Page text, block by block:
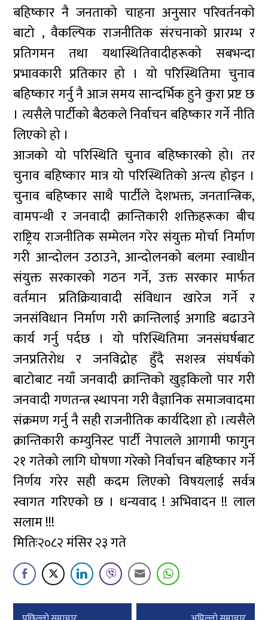
बहिष्कार नै जनताको चाहना अनुसार परिवर्तनको
बाटो , वैकल्पिक राजनीतिक संरचनाको प्रारम्भ र
प्रतिगमन तथा यथास्थितिवादीहरूको सबभन्दा
प्रभावकारी प्रतिकार हो । यो परिस्थितिमा चुनाव
बहिष्कार गर्नु नै आज समय सान्दर्भिक हुने कुरा प्रष्ट छ
। त्यसैले पार्टीको बैठकले निर्वाचन बहिष्कार गर्ने नीति
लिएको हो ।
आजको यो परिस्थिति चुनाव बहिष्कारको हो। तर
चुनाव बहिष्कार मात्र यो परिस्थितिको अन्त्य होइन ।
चुनाव बहिष्कार साथै पार्टीले देशभक्त, जनतान्त्रिक,
वामपन्थी र जनवादी क्रान्तिकारी शक्तिहरूका बीच
राष्ट्रिय राजनीतिक सम्मेलन गरेर संयुक्त मोर्चा निर्माण
गरी आन्दोलन उठाउने, आन्दोलनको बलमा स्वाधीन
संयुक्त सरकारको गठन गर्ने, उक्त सरकार मार्फत
वर्तमान प्रतिक्रियावादी संविधान खारेज गर्ने र
जनसंविधान निर्माण गरी क्रान्तिलाई अगाडि बढाउने
कार्य गर्नु पर्दछ । यो परिस्थितिमा जनसंघर्षबाट
जनप्रतिरोध र जनविद्रोह हुँदै सशस्त्र संघर्षको
बाटोबाट नयाँ जनवादी क्रान्तिको खुड्किलो पार गरी
जनवादी गणतन्त्र स्थापना गरी वैज्ञानिक समाजवादमा
संक्रमण गर्नु नै सही राजनीतिक कार्यदिशा हो ।त्यसैले
क्रान्तिकारी कम्युनिस्ट पार्टी नेपालले आगामी फागुन
२१ गतेको लागि घोषणा गरेको निर्वाचन बहिष्कार गर्ने
निर्णय गरेर सही कदम लिएको विषयलाई सर्वत्र
स्वागत गरिएको छ । धन्यवाद ! अभिवादन !! लाल
सलाम !!!
मितिः२०८२ मंसिर २३ गते
Post